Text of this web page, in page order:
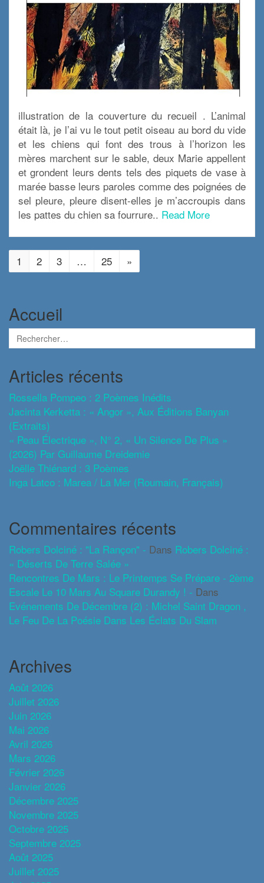
illustration de la couverture du recueil . L’animal
était là, je l’ai vu le tout petit oiseau au bord du vide
et les chiens qui font des trous à l’horizon les
mères marchent sur le sable, deux Marie appellent
et grondent leurs dents tels des piquets de vase à
marée basse leurs paroles comme des poignées de
sel pleure, pleure disent-elles je m’accroupis dans
les pattes du chien sa fourrure.. Read More
1 2 3 … 25 »
Accueil
Articles récents
Rossella Pompeo : 2 Poèmes Inédits
Jacinta Kerketta : « Angor », Aux Éditions Banyan
(extraits)
« Peau Électrique », N° 2, « Un Silence De Plus »
(2026) Par Guillaume Dreidemie
Joëlle Thiénard : 3 Poèmes
Inga Latco : Marea / La Mer (roumain, Français)
Commentaires récents
Robers Dolciné : "La Rançon" - Dans Robers Dolciné :
« Déserts De Terre Salée »
Rencontres De Mars : Le Printemps Se Prépare - 2ème
Escale Le 10 Mars Au Square Durandy ! - Dans
Evénements De Décembre (2) : Michel Saint Dragon ,
Le Feu De La Poésie Dans Les Éclats Du Slam
Archives
Août 2026
Juillet 2026
Juin 2026
Mai 2026
Avril 2026
Mars 2026
Février 2026
Janvier 2026
Décembre 2025
Novembre 2025
Octobre 2025
Septembre 2025
Août 2025
Juillet 2025